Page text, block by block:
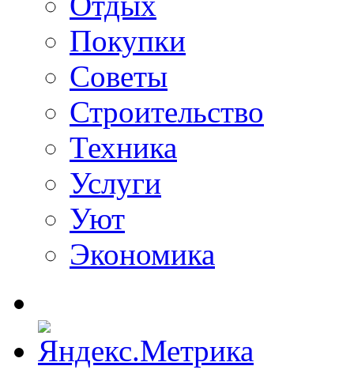
Покупки
Советы
Строительство
Техника
Услуги
Уют
Экономика